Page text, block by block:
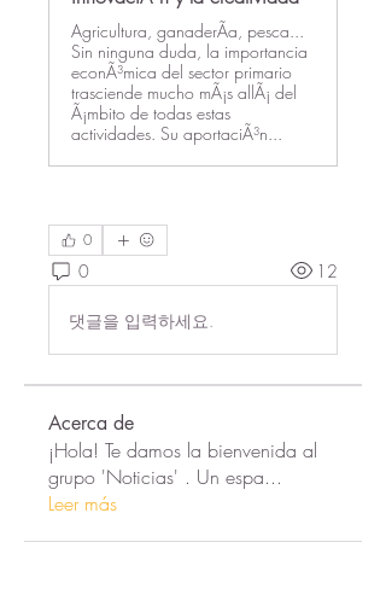
Agricultura, ganaderÃ­a, pesca...
Sin ninguna duda, la importancia
econÃ³mica del sector primario
trasciende mucho mÃ¡s allÃ¡ del
Ã¡mbito de todas estas
actividades. Su aportaciÃ³n...
0
0 12
댓글을 입력하세요.
Acerca de
¡Hola! Te damos la bienvenida al
grupo 'Noticias' . Un espa...
Leer más